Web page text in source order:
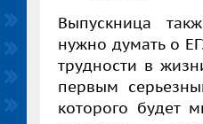
Выпускница
нужно думать о
трудности в
первым
которого будет